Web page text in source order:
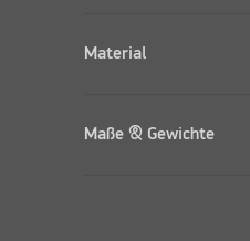
Material
Maße & Gewichte